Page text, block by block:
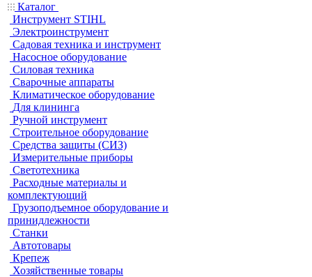
Каталог
Инструмент STIHL
Электроинструмент
Садовая техника и инструмент
Насосное оборудование
Силовая техника
Сварочные аппараты
Климатическое оборудование
Для клининга
Ручной инструмент
Строительное оборудование
Средства защиты (СИЗ)
Измерительные приборы
Светотехника
Расходные материалы и
комплектующий
Грузоподъемное оборудование и
принидлежности
Станки
Автотовары
Крепеж
Хозяйственные товары